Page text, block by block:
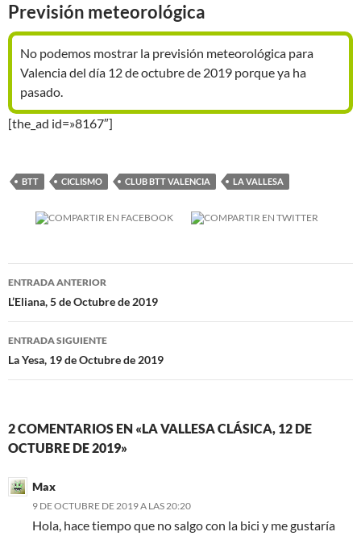
Previsión meteorológica
No podemos mostrar la previsión meteorológica para
Valencia del día 12 de octubre de 2019 porque ya ha
pasado.
[the_ad id=»8167″]
BTT CICLISMO CLUB BTT VALENCIA LA VALLESA
Navegación
de
entradas
ENTRADA ANTERIOR
L’Eliana, 5 de Octubre de 2019
ENTRADA SIGUIENTE
La Yesa, 19 de Octubre de 2019
2 COMENTARIOS EN «LA VALLESA CLÁSICA, 12 DE
OCTUBRE DE 2019»
Max
9 DE OCTUBRE DE 2019 A LAS 20:20
Hola, hace tiempo que no salgo con la bici y me gustaría